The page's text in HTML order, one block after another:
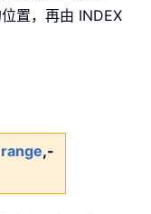
置，再由 INDEX
range,-